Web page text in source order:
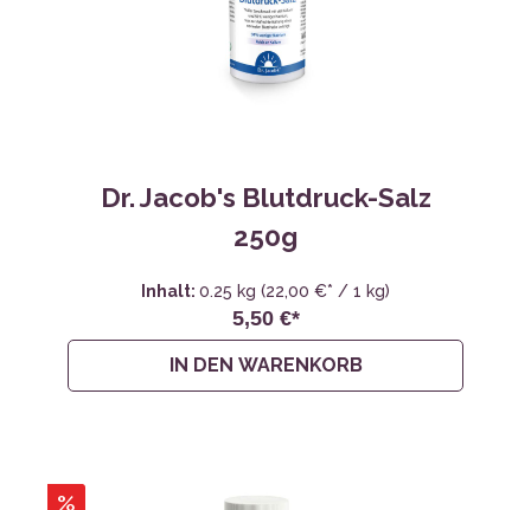
Dr. Jacob's Blutdruck-Salz
250g
Inhalt: 0.25 kg (22,00 €* / 1 kg)
5,50 €*
IN DEN WARENKORB
%